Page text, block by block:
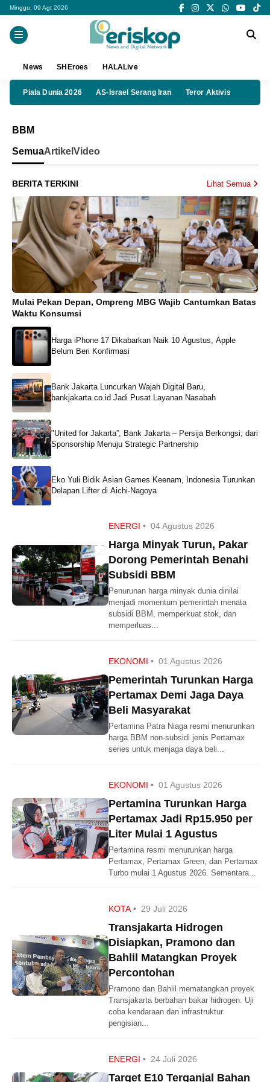
Minggu, 09 Agt 2026
News SHEroes HALALive
Piala Dunia 2026 AS-Israel Serang Iran Teror Aktivis
BBM
SemuaArtikel Video
BERITA TERKINI Lihat Semua
Mulai Pekan Depan, Ompreng MBG Wajib Cantumkan Batas
Waktu Konsumsi
Harga iPhone 17 Dikabarkan Naik 10 Agustus, Apple
Belum Beri Konfirmasi
Bank Jakarta Luncurkan Wajah Digital Baru,
bankjakarta.co.id Jadi Pusat Layanan Nasabah
"United for Jakarta”, Bank Jakarta – Persija Berkongsi; dari
Sponsorship Menuju Strategic Partnership
Eko Yuli Bidik Asian Games Keenam, Indonesia Turunkan
Delapan Lifter di Aichi-Nagoya
ENERGI • 04 Agustus 2026
Harga Minyak Turun, Pakar
Dorong Pemerintah Benahi
Subsidi BBM
Penurunan harga minyak dunia dinilai
menjadi momentum pemerintah menata
subsidi BBM, memperkuat stok, dan
memperluas...
EKONOMI • 01 Agustus 2026
Pemerintah Turunkan Harga
Pertamax Demi Jaga Daya
Beli Masyarakat
Pertamina Patra Niaga resmi menurunkan
harga BBM non-subsidi jenis Pertamax
series untuk menjaga daya beli...
EKONOMI • 01 Agustus 2026
Pertamina Turunkan Harga
Pertamax Jadi Rp15.950 per
Liter Mulai 1 Agustus
Pertamina resmi menurunkan harga
Pertamax, Pertamax Green, dan Pertamax
Turbo mulai 1 Agustus 2026. Sementara...
KOTA • 29 Juli 2026
Transjakarta Hidrogen
Disiapkan, Pramono dan
Bahlil Matangkan Proyek
Percontohan
Pramono dan Bahlil mematangkan proyek
Transjakarta berbahan bakar hidrogen. Uji
coba kendaraan dan infrastruktur
pengisian...
ENERGI • 24 Juli 2026
Target E10 Terganjal Bahan